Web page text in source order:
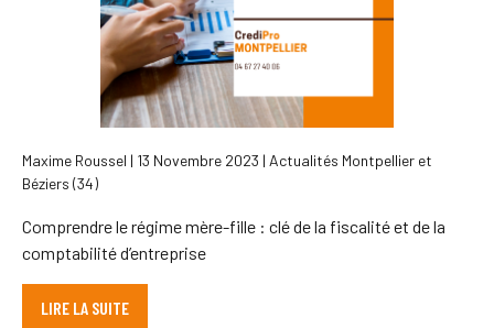
Maxime Roussel | 13 Novembre 2023 | Actualités Montpellier et
Béziers (34)
Comprendre le régime mère-fille : clé de la fiscalité et de la
comptabilité d’entreprise
LIRE LA SUITE